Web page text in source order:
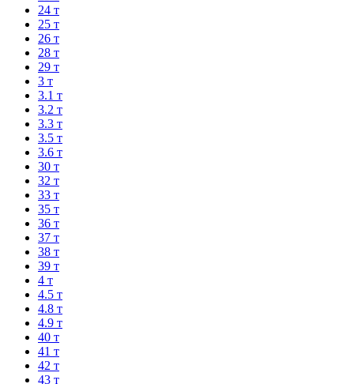
24 т
25 т
26 т
28 т
29 т
3 т
3.1 т
3.2 т
3.3 т
3.5 т
3.6 т
30 т
32 т
33 т
35 т
36 т
37 т
38 т
39 т
4 т
4.5 т
4.8 т
4.9 т
40 т
41 т
42 т
43 т